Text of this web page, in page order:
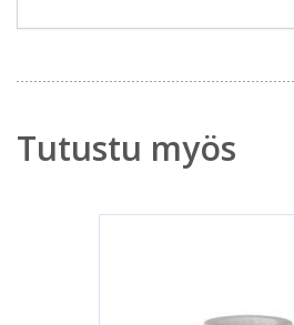
Tutustu myös